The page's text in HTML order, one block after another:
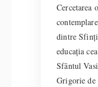
Cercetarea
dintre
educația
Sfântul
Grigorie de